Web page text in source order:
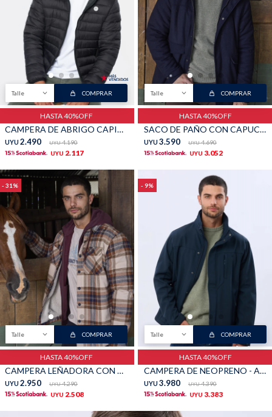
Talle COMPRAR
HASTA 40%OFF
CAMPERA DE ABRIGO CAPITONEADA - Negro
UYU 2.490 UYU 4.190
UYU 2.117
Talle COMPRAR
HASTA 40%OFF
SACO DE PAÑO CON CAPUCHA - Azul
UYU 3.590 UYU 4.690
UYU 3.052
31
Talle COMPRAR
HASTA 40%OFF
CAMPERA LEÑADORA CON CORDERITO - Marron
UYU 2.950 UYU 4.290
UYU 2.508
9
Talle COMPRAR
HASTA 40%OFF
CAMPERA DE NEOPRENO - Azul
UYU 3.980 UYU 4.390
UYU 3.383